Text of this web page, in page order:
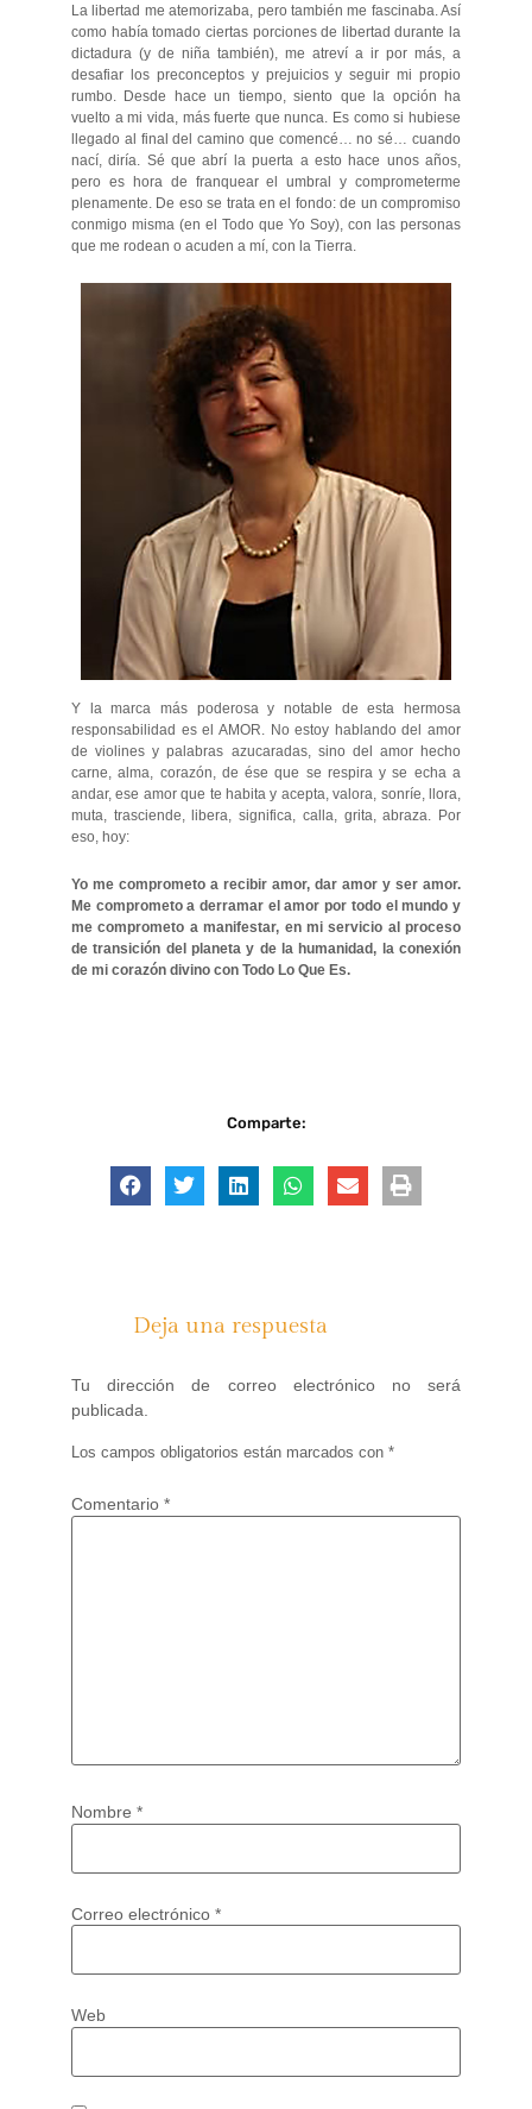
La libertad me atemorizaba, pero también me fascinaba. Así
como había tomado ciertas porciones de libertad durante la
dictadura (y de niña también), me atreví a ir por más, a
desafiar los preconceptos y prejuicios y seguir mi propio
rumbo. Desde hace un tiempo, siento que la opción ha
vuelto a mi vida, más fuerte que nunca. Es como si hubiese
llegado al final del camino que comencé… no sé… cuando
nací, diría. Sé que abrí la puerta a esto hace unos años,
pero es hora de franquear el umbral y comprometerme
plenamente. De eso se trata en el fondo: de un compromiso
conmigo misma (en el Todo que Yo Soy), con las personas
que me rodean o acuden a mí, con la Tierra.
Y la marca más poderosa y notable de esta hermosa
responsabilidad es el AMOR. No estoy hablando del amor
de violines y palabras azucaradas, sino del amor hecho
carne, alma, corazón, de ése que se respira y se echa a
andar, ese amor que te habita y acepta, valora, sonríe, llora,
muta, trasciende, libera, significa, calla, grita, abraza. Por
eso, hoy:
Yo me comprometo a recibir amor, dar amor y ser amor.
Me comprometo a derramar el amor por todo el mundo y
me comprometo a manifestar, en mi servicio al proceso
de transición del planeta y de la humanidad, la conexión
de mi corazón divino con Todo Lo Que Es.
Comparte:
Deja una respuesta
Tu dirección de correo electrónico no será
publicada.
Los campos obligatorios están marcados con *
Comentario *
Nombre *
Correo electrónico *
Web